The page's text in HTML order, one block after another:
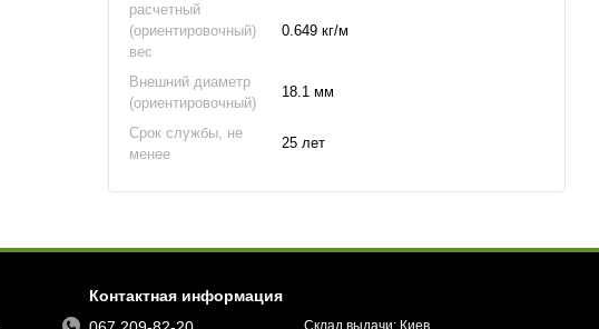
расчетный
(ориентировочный)
вес
0.649 кг/м
Внешний диаметр
(ориентировочный)
18.1 мм
Срок службы, не
менее
25 лет
Контактная информация
Склад выдачи: Киев,